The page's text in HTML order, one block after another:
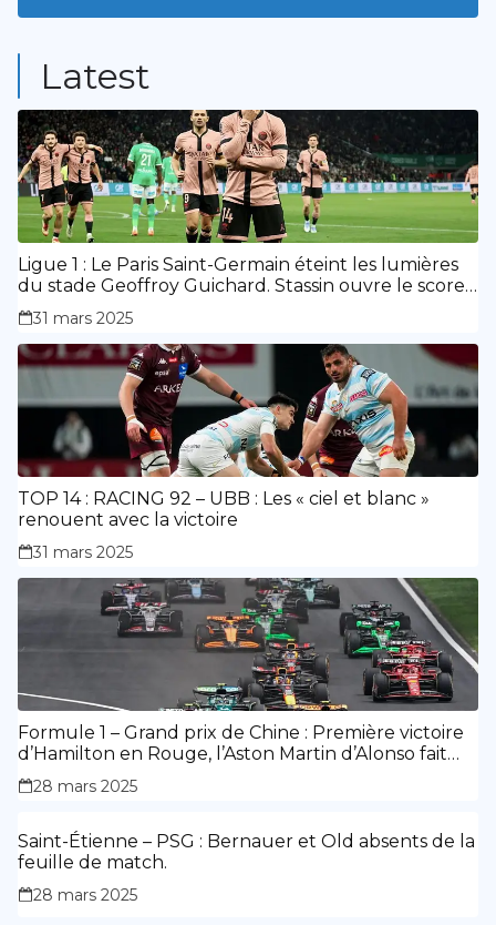
Latest
Ligue 1 : Le Paris Saint-Germain éteint les lumières
du stade Geoffroy Guichard. Stassin ouvre le score,
doublé de Doué.
31 mars 2025
TOP 14 : RACING 92 – UBB : Les « ciel et blanc »
renouent avec la victoire
31 mars 2025
Formule 1 – Grand prix de Chine : Première victoire
d’Hamilton en Rouge, l’Aston Martin d’Alonso fait
des siennes.
28 mars 2025
Saint-Étienne – PSG : Bernauer et Old absents de la
feuille de match.
28 mars 2025